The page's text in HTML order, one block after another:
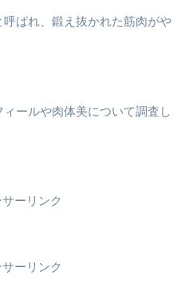
ばれ、鍛え抜かれた筋肉がや
ールや肉体美について調査し
サーリンク
サーリンク